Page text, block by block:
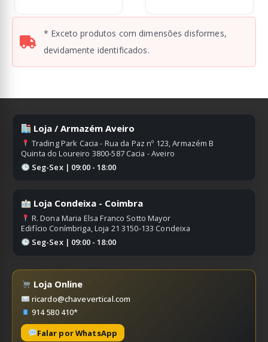
* Exceto produtos com dimensões disformes,
devidamente identificados.
Loja / Armazém Aveiro
Trading Park Cacia - Rua da Paz nº 123, Armazém B
Quinta do Loureiro 3800-587 Cacia - Aveiro
Seg-Sex | 09:00 - 18:00
Loja Condeixa - Coimbra
R. Dona Maria Elsa Franco Sotto Mayor
Edifício Conímbriga, Loja 21 3150-133 Condeixa
Seg-Sex | 09:00 - 18:00
Loja Online
ricardo@chavevertical.com
914 580 410*
Falar por WhatsApp